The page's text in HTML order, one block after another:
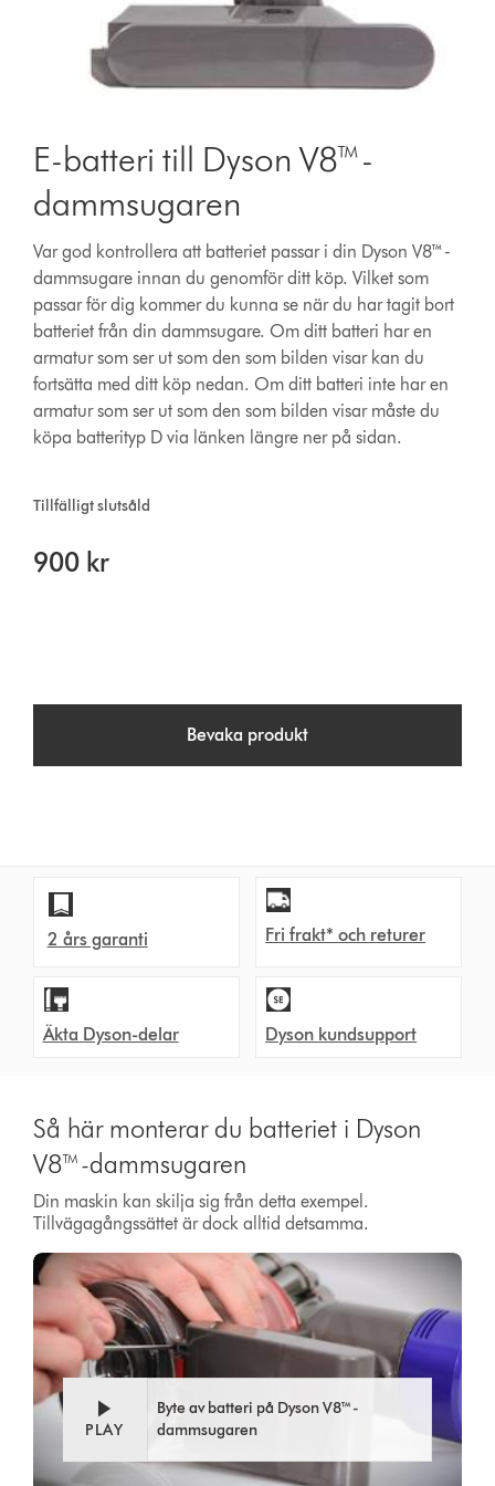
E-batteri till Dyson V8™-
dammsugaren
Var god kontrollera att batteriet passar i din Dyson V8™-
dammsugare innan du genomför ditt köp. Vilket som
passar för dig kommer du kunna se när du har tagit bort
batteriet från din dammsugare. Om ditt batteri har en
armatur som ser ut som den som bilden visar kan du
fortsätta med ditt köp nedan. Om ditt batteri inte har en
armatur som ser ut som den som bilden visar måste du
köpa batterityp D via länken längre ner på sidan.
Tillfälligt slutsåld
900 kr
Bevaka produkt
2 års garanti Fri frakt* och returer
Äkta Dyson-delar Dyson kundsupport
Så här monterar du batteriet i Dyson
V8™-dammsugaren
Din maskin kan skilja sig från detta exempel.
Tillvägagångssättet är dock alltid detsamma.
PLAY
Byte av batteri på Dyson V8™-
dammsugaren